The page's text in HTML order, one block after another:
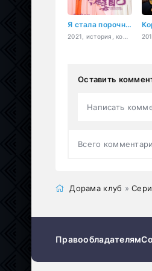
Я стала порочной актрисой второго плана
Оставить
Написать
Всего
Дорама клуб »
Правообладателям